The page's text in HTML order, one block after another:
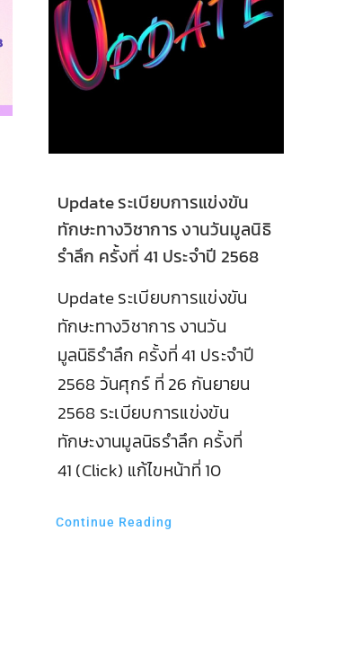
Update ระเบียบการแข่งขัน
ทักษะทางวิชาการ งานวันมูลนิธิ
รำลึก ครั้งที่ 41 ประจำปี 2568
Update ระเบียบการแข่งขัน
ทักษะทางวิชาการ งานวัน
มูลนิธิรำลึก ครั้งที่ 41 ประจำปี
2568 วันศุกร์ ที่ 26 กันยายน
2568 ระเบียบการแข่งขัน
ทักษะงานมูลนิธรำลึก ครั้งที่
41 (Click) แก้ไขหน้าที่ 10
Continue Reading